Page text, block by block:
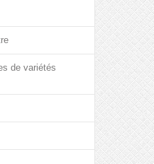
de variétés